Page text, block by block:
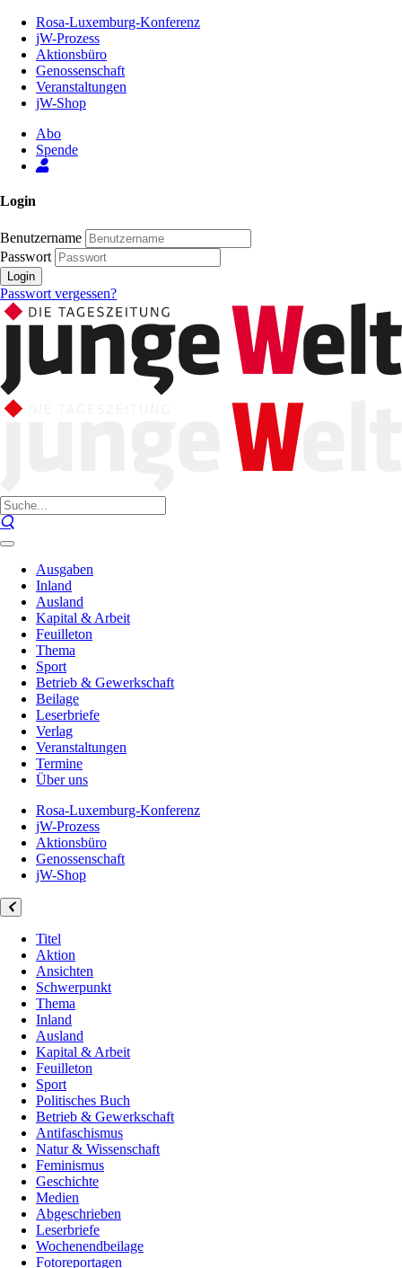
Inhalt
Seite
Rosa-Luxemburg-Konferenz
jW-Prozess
Aktionsbüro
Genossenschaft
Veranstaltungen
jW-Shop
Abo
Spende
Login
Benutzername
Passwort
Login
Passwort vergessen?
Ausgaben
Inland
Ausland
Kapital & Arbeit
Feuilleton
Thema
Sport
Betrieb & Gewerkschaft
Beilage
Leserbriefe
Verlag
Veranstaltungen
Termine
Über uns
Rosa-Luxemburg-Konferenz
jW-Prozess
Aktionsbüro
Genossenschaft
jW-Shop
Titel
Aktion
Ansichten
Schwerpunkt
Thema
Inland
Ausland
Kapital & Arbeit
Feuilleton
Sport
Politisches Buch
Betrieb & Gewerkschaft
Antifaschismus
Natur & Wissenschaft
Feminismus
Geschichte
Medien
Abgeschrieben
Leserbriefe
Wochenendbeilage
Fotoreportagen